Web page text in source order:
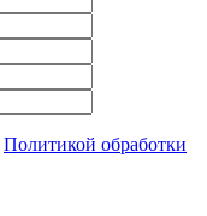
Политикой обработки